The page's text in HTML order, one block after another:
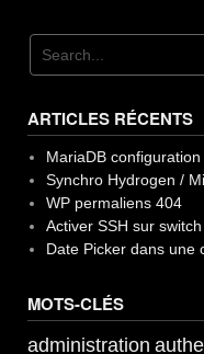
ARTICLES RÉCENTS
MariaDB
Synchro Hydrogen /
WP permaliens 404
Activer SSH sur
Date Picker dans une
MOTS-CLÉS
administration